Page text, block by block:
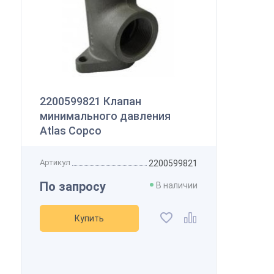
2200599821 Клапан
минимального давления
Atlas Copco
Артикул 2200599821
По запросу В наличии
Купить